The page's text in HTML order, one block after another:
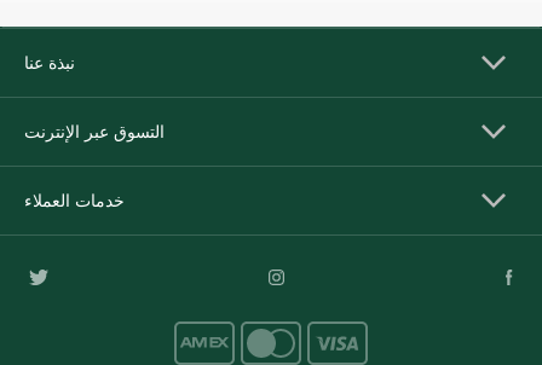
نبذة عنا
التسوق عبر الإنترنت
خدمات العملاء